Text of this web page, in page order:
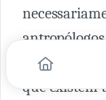
tarefa.
que existem